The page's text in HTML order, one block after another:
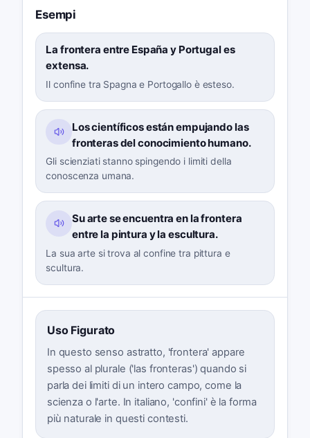
Esempi
La frontera entre España y Portugal es
extensa.
Il confine tra Spagna e Portogallo è esteso.
Los científicos están empujando las
fronteras del conocimiento humano.
Gli scienziati stanno spingendo i limiti della
conoscenza umana.
Su arte se encuentra en la frontera
entre la pintura y la escultura.
La sua arte si trova al confine tra pittura e
scultura.
Uso Figurato
In questo senso astratto, 'frontera' appare
spesso al plurale ('las fronteras') quando si
parla dei limiti di un intero campo, come la
scienza o l'arte. In italiano, 'confini' è la forma
più naturale in questi contesti.